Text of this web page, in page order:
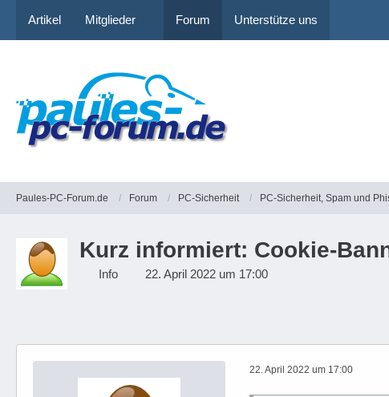
Artikel Mitglieder Forum Unterstütze uns
Paules-PC-Forum.de Forum PC-Sicherheit PC-Sicherheit, Spam und
Kurz informiert: Cookie-
Info 22. April 2022 um 17:00
22. April 2022 um 17:00